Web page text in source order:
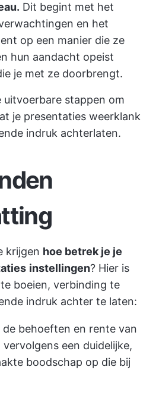
Dit begint met het
en het
op een manier die ze
hun aandacht opeist
je met ze doorbrengt.
uitvoerbare stappen om
je presentaties weerklank
indruk achterlaten.
krijgen hoe betrek je je
instellingen? Hier is
boeien, verbinding te
indruk achter te laten:
de behoeften en rente van
vervolgens een duidelijke,
boodschap op die bij